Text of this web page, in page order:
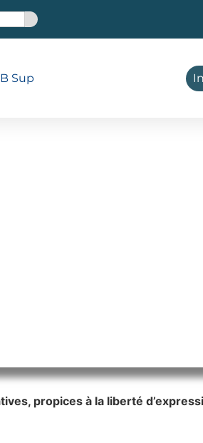
Sup
propices à la liberté